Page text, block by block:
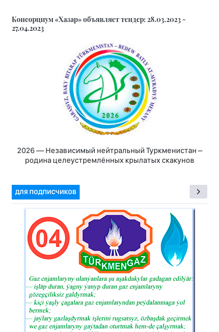
Консорциум «Хазар» объявляет тендер: 28.03.2023 -
27.04.2023
2026 — Независимый нейтральный Туркменистан –
родина целеустремлённых крылатых скакунов
ДЛЯ ПОДПИСЧИКОВ